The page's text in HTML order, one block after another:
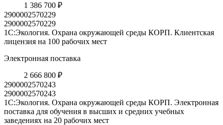
1 386 700 ₽
2900002570229
2900002570229
1С:Экология. Охрана окружающей среды КОРП. Клиентская
лицензия на 100 рабочих мест
Электронная поставка
2 666 800 ₽
2900002570243
2900002570243
1С:Экология. Охрана окружающей среды КОРП. Электронная
поставка для обучения в высших и средних учебных
заведениях на 20 рабочих мест